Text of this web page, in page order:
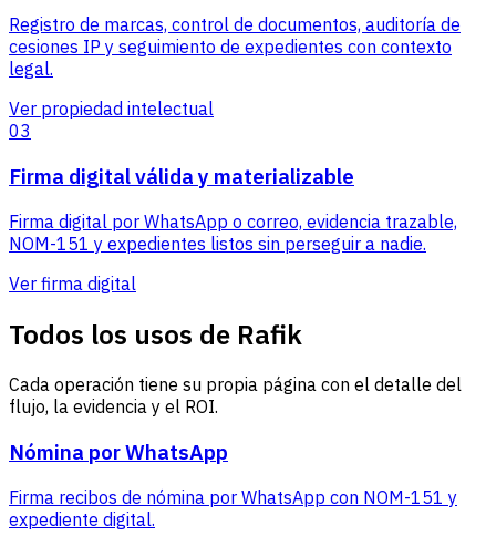
Registro de marcas, control de documentos, auditoría de
cesiones IP y seguimiento de expedientes con contexto
legal.
Ver propiedad intelectual
03
Firma digital válida y materializable
Firma digital por WhatsApp o correo, evidencia trazable,
NOM-151 y expedientes listos sin perseguir a nadie.
Ver firma digital
Todos los usos de Rafik
Cada operación tiene su propia página con el detalle del
flujo, la evidencia y el ROI.
Nómina por WhatsApp
Firma recibos de nómina por WhatsApp con NOM-151 y
expediente digital.